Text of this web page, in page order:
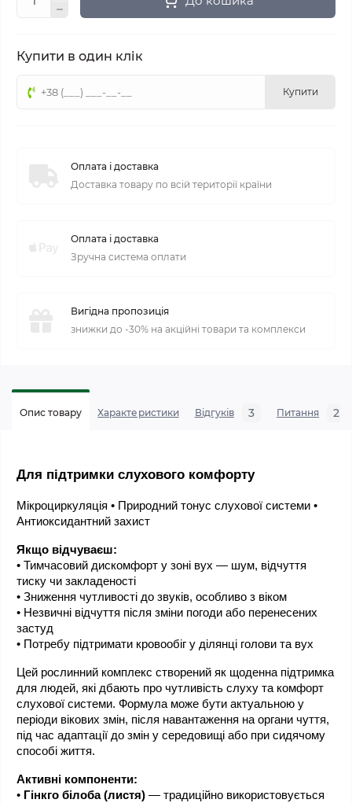
Купити в один клік
Купити
Оплата і доставка
Доставка товару по всій території країни
Оплата і доставка
Зручна система оплати
Вигідна пропозиція
знижки до -30% на акційні товари та комплекси
Опис товару Характеристики Відгуків 3 Питання 2
Для підтримки слухового комфорту
Мікроциркуляція • Природний тонус слухової системи •
Антиоксидантний захист
Якщо відчуваєш:
• Тимчасовий дискомфорт у зоні вух — шум, відчуття
тиску чи закладеності
• Зниження чутливості до звуків, особливо з віком
• Незвичні відчуття після зміни погоди або перенесених
застуд
• Потребу підтримати кровообіг у ділянці голови та вух
Цей рослинний комплекс створений як щоденна підтримка
для людей, які дбають про чутливість слуху та комфорт
слухової системи. Формула може бути актуальною у
періоди вікових змін, після навантаження на органи чуття,
під час адаптації до змін у середовищі або при сидячому
способі життя.
Активні компоненти:
• Гінкго білоба (листя) — традиційно використовується